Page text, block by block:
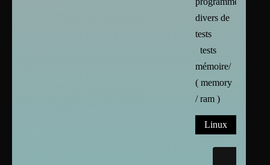
divers de
tests
tests
mémoire/
( memory
/ ram )
Linux